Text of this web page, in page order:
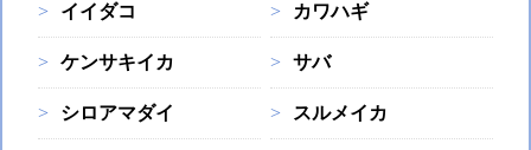
イイダコ カワハギ
ケンサキイカ サバ
シロアマダイ スルメイカ